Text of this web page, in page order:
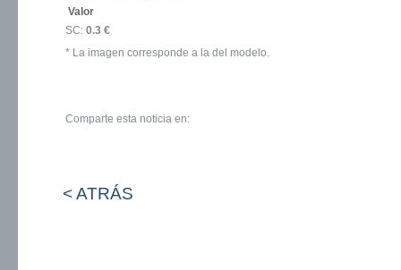
Valor
SC: 0.3 €
* La imagen corresponde a la del modelo.
Comparte esta noticia en:
< ATRÁS